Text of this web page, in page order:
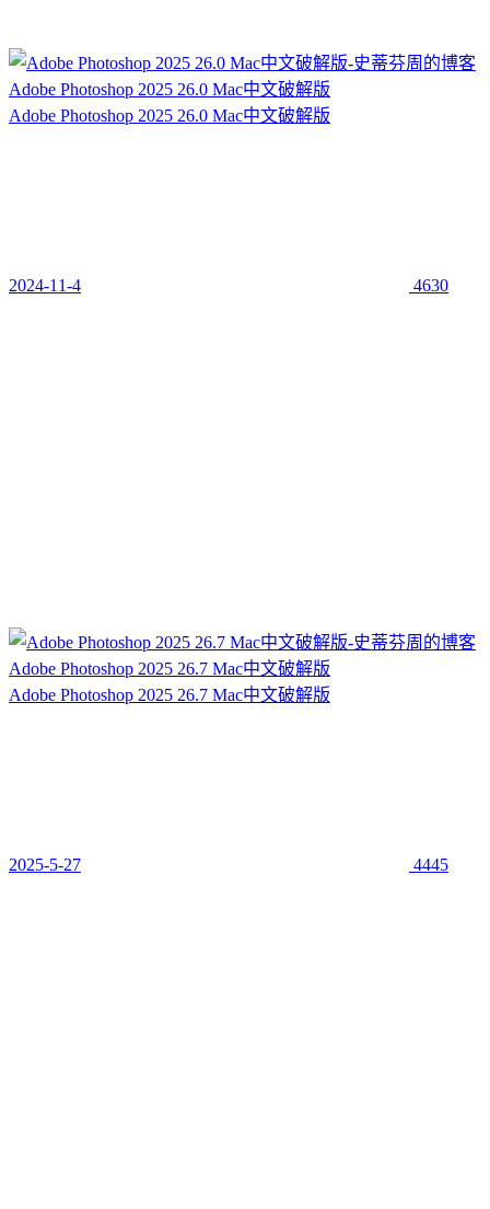
Adobe Photoshop 2025 26.0 Mac中文破解版
Adobe Photoshop 2025 26.0 Mac中文破解版
2024-11-4 4630
Adobe Photoshop 2025 26.7 Mac中文破解版
Adobe Photoshop 2025 26.7 Mac中文破解版
2025-5-27 4445